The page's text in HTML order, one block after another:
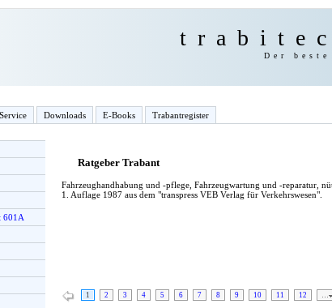
Der
Service Downloads E-Books Trabantregister
601A
Ratgeber Trabant
Fahrzeughandhabung und -pflege, Fahrzeugwartung und -reparatur,
1. Auflage 1987 aus dem "transpress VEB Verlag für Verkehrswesen".
1 2 3 4 5 6 7 8 9 10 11 12 …